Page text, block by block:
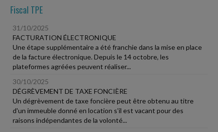
Fiscal TPE
31/10/2025
FACTURATION ÉLECTRONIQUE
Une étape supplémentaire a été franchie dans la mise en place
de la facture électronique. Depuis le 14 octobre, les
plateformes agréées peuvent réaliser...
30/10/2025
DÉGRÈVEMENT DE TAXE FONCIÈRE
Un dégrèvement de taxe foncière peut être obtenu au titre
d'un immeuble donné en location s'il est vacant pour des
raisons indépendantes de la volonté...